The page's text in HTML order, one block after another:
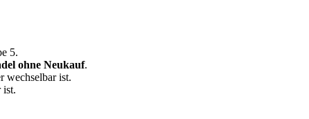
5.
ohne Neukauf.
wechselbar ist.
ist.